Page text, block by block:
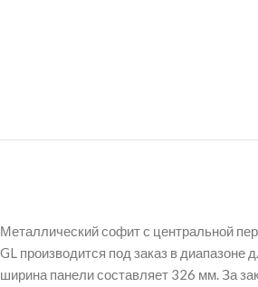
Металлический софит с центральной
GL производится под заказ в
ширина панели составляет 326 мм. За